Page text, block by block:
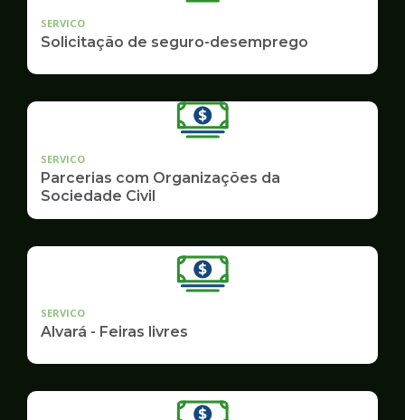
SERVICO
Solicitação de seguro-desemprego
SERVICO
Parcerias com Organizações da
Sociedade Civil
SERVICO
Alvará - Feiras livres